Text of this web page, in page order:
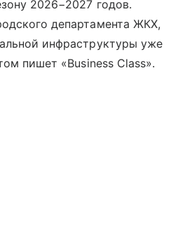
2026−2027 годов.
департамента ЖКХ,
инфраструктуры уже
пишет «Business Class».